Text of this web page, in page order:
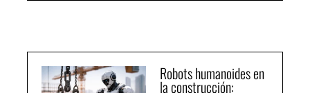
Robots humanoides en
la construcción: